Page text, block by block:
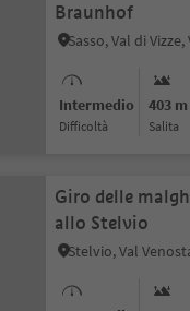
Braunhof
Sasso, Val di
Intermedio
Difficoltà
403 m
Salita
Giro delle
allo Stelvio
Stelvio, Val